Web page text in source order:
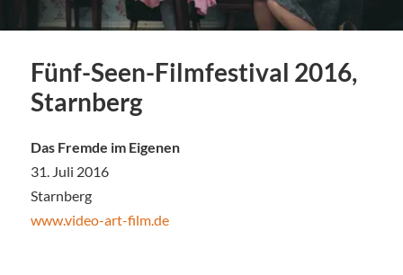
Fünf-Seen-Filmfestival 2016,
Starnberg
Das Fremde im Eigenen
31. Juli 2016
Starnberg
www.video-art-film.de